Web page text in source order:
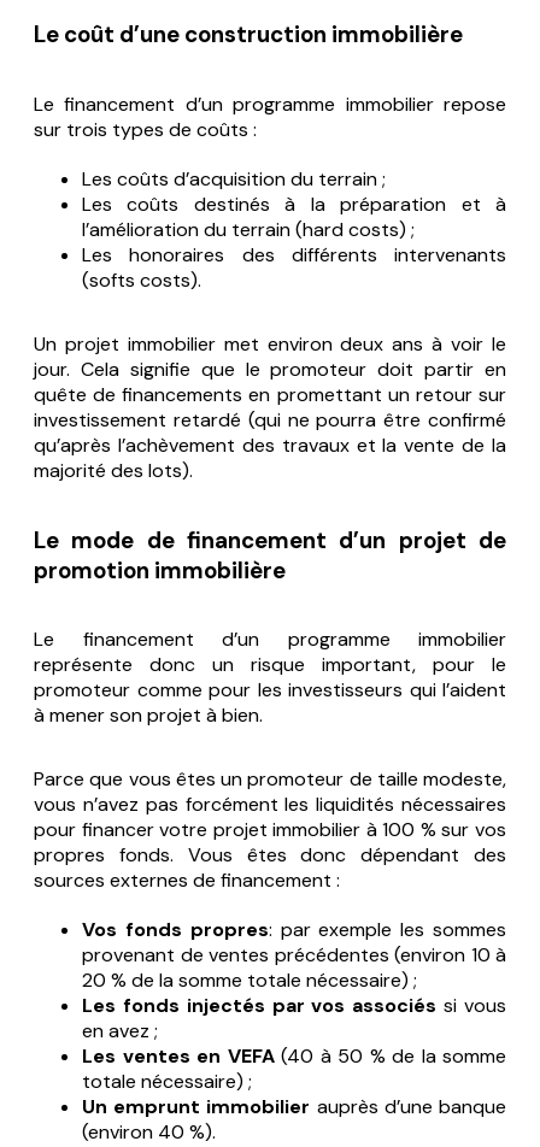
Le coût d’une construction immobilière
Le financement d’un programme immobilier repose
sur trois types de coûts :
Les coûts d’acquisition du terrain ;
Les coûts destinés à la préparation et à
l’amélioration du terrain (hard costs) ;
Les honoraires des différents intervenants
(softs costs).
Un projet immobilier met environ deux ans à voir le
jour. Cela signifie que le promoteur doit partir en
quête de financements en promettant un retour sur
investissement retardé (qui ne pourra être confirmé
qu’après l’achèvement des travaux et la vente de la
majorité des lots).
Le mode de financement d’un projet de
promotion immobilière
Le financement d’un programme immobilier
représente donc un risque important, pour le
promoteur comme pour les investisseurs qui l’aident
à mener son projet à bien.
Parce que vous êtes un promoteur de taille modeste,
vous n’avez pas forcément les liquidités nécessaires
pour financer votre projet immobilier à 100 % sur vos
propres fonds. Vous êtes donc dépendant des
sources externes de financement :
Vos fonds propres: par exemple les sommes
provenant de ventes précédentes (environ 10 à
20 % de la somme totale nécessaire) ;
Les fonds injectés par vos associés si vous
en avez ;
Les ventes en VEFA(40 à 50 % de la somme
totale nécessaire) ;
Un emprunt immobilier auprès d’une banque
(environ 40 %).